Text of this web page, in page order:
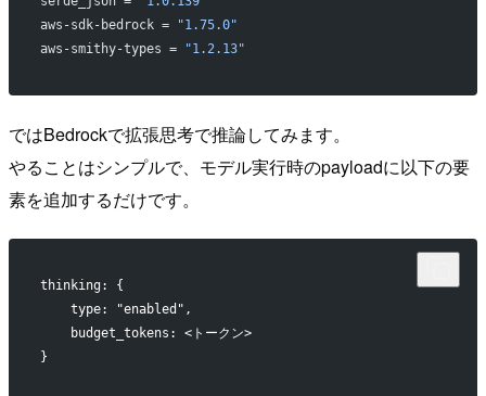
aws-sdk-bedrock =
"1.75.0"
aws-smithy-types =
"1.2.13"
ではBedrockで拡張思考で推論してみます。
やることはシンプルで、モデル実行時のpayloadに以下の要
素を追加するだけです。
thinking: {
    type: "enabled",
    budget_tokens: <トークン>
}